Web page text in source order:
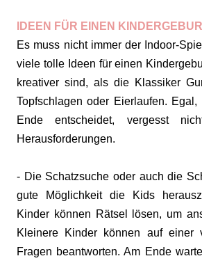
IDEEN FÜR EINEN
Es muss nicht immer der Indoor-
viele tolle Ideen für einen
kreativer sind, als die Klassiker
Topfschlagen oder Eierlaufen.
Ende entscheidet, vergesst
Herausforderungen.
- Die Schatzsuche oder auch die
gute Möglichkeit die Kids
Kinder können Rätsel lösen, um
Kleinere Kinder können auf einer
Fragen beantworten. Am Ende